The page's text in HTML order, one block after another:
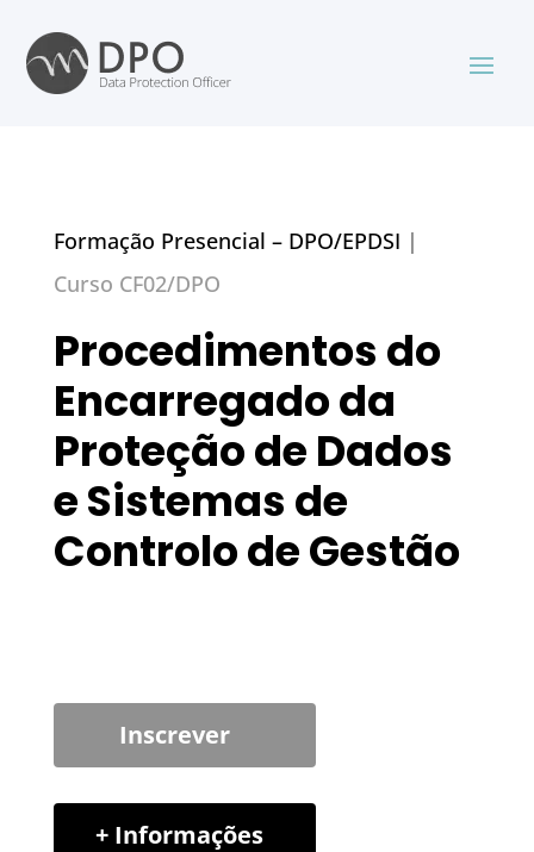
Formação Presencial – DPO/EPDSI |
Curso CF02/DPO
Procedimentos do
Encarregado da
Proteção de Dados
e Sistemas de
Controlo de Gestão
Inscrever
+ Informações